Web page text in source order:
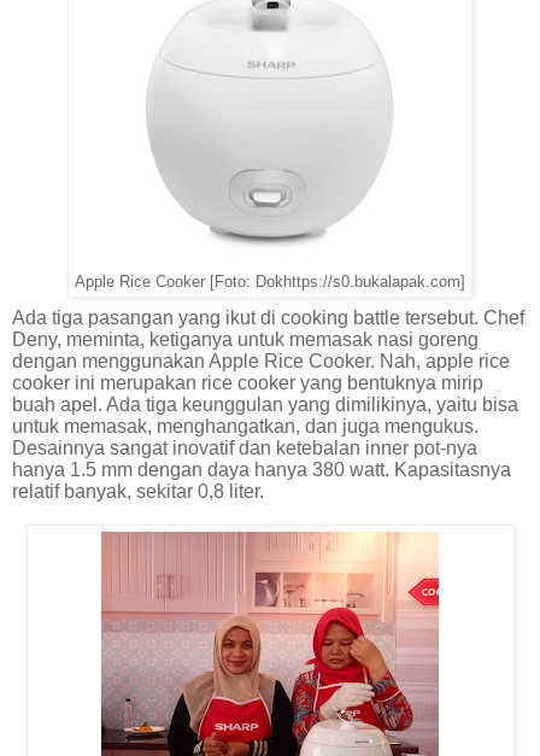
Apple Rice Cooker [Foto: Dokhttps://s0.bukalapak.com
Ada tiga pasangan yang ikut di cooking battle tersebut. Chef
Deny, meminta, ketiganya untuk memasak nasi goreng
dengan menggunakan Apple Rice Cooker. Nah, apple rice
cooker ini merupakan rice cooker yang bentuknya mirip
buah apel. Ada tiga keunggulan yang dimilikinya, yaitu bisa
untuk memasak, menghangatkan, dan juga mengukus.
Desainnya sangat inovatif dan ketebalan inner pot-nya
hanya 1.5 mm dengan daya hanya 380 watt. Kapasitasnya
relatif banyak, sekitar 0,8 liter.